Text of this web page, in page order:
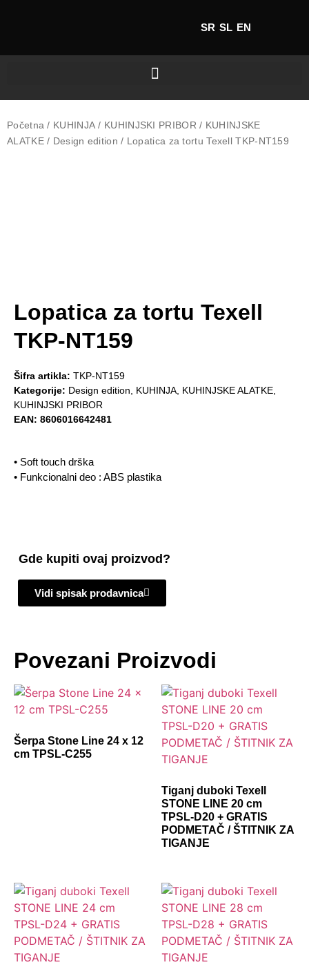
SR SL EN
Početna / KUHINJA / KUHINJSKI PRIBOR / KUHINJSKE
ALATKE/ Design edition / Lopatica za tortu Texell TKP-NT159
Lopatica za tortu Texell
TKP-NT159
Šifra artikla: TKP-NT159
Kategorije: Design edition KUHINJA KUHINJSKE ALATKE
KUHINJSKI PRIBOR
EAN: 8606016642481
• Soft touch drška
• Funkcionalni deo : ABS plastika
Gde kupiti ovaj proizvod?
Vidi spisak prodavnica
Povezani Proizvodi
Šerpa Stone Line 24 x 12
cm TPSL-C255
Tiganj duboki Texell
STONE LINE 20 cm
TPSL-D20 + GRATIS
PODMETAČ / ŠTITNIK ZA
TIGANJE